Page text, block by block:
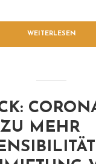
WEITERLESEN
MEHR